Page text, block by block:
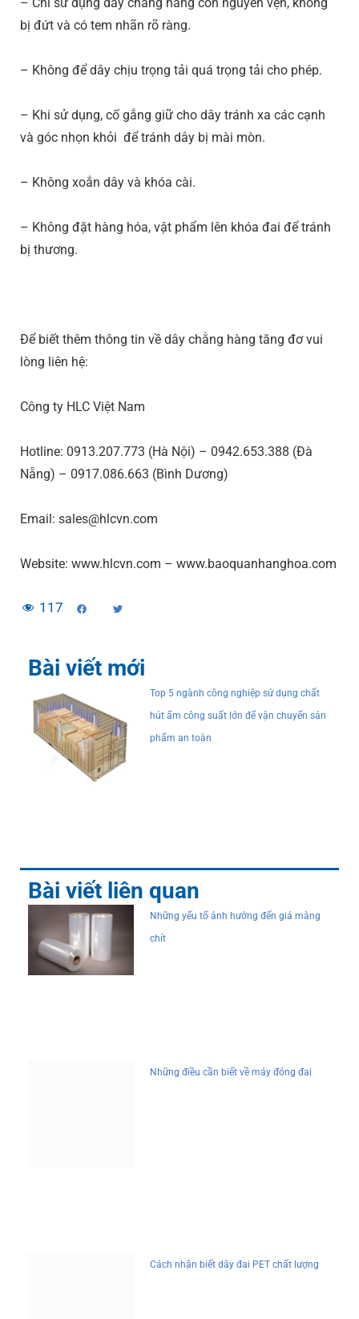
bị đứt và có tem nhãn rõ ràng.
– Không để dây chịu trọng tải quá trọng tải cho phép.
– Khi sử dụng, cố gắng giữ cho dây tránh xa các cạnh
và góc nhọn khỏi để tránh dây bị mài mòn.
– Không xoắn dây và khóa cài.
– Không đặt hàng hóa, vật phẩm lên khóa đai để tránh
bị thương.
Để biết thêm thông tin về dây chằng hàng tăng đơ vui
lòng liên hệ:
Công ty HLC Việt Nam
Hotline: 0913.207.773 (Hà Nội) – 0942.653.388 (Đà
Nẵng) – 0917.086.663 (Bình Dương)
Email: sales@hlcvn.com
Website: www.hlcvn.com – www.baoquanhanghoa.com
117
Bài viết mới
Top 5 ngành công nghiệp sử dụng chất
hút ẩm công suất lớn để vận chuyển sản
phẩm an toàn
Bài viết liên quan
Những yếu tố ảnh hưởng đến giá màng
chít
Những điều cần biết về máy đóng đai
Cách nhận biết dây đai PET chất lượng